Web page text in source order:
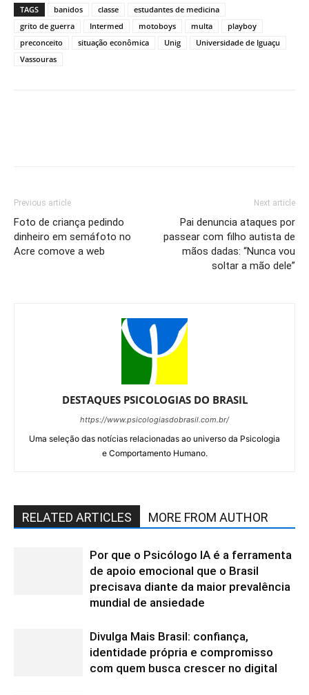
TAGS banidos classe
estudantes de medicina
grito de guerra
Intermed motoboys multa
playboy
preconceito
situação econômica Unig
Universidade de Iguaçu
Vassouras
Previous article
Foto de criança pedindo
dinheiro em semáfoto no
Acre comove a web
Next article
Pai denuncia ataques por
passear com filho autista de
mãos dadas: “Nunca vou
soltar a mão dele”
DESTAQUES PSICOLOGIAS DO BRASIL
https://www.psicologiasdobrasil.com.br/
Uma seleção das notícias relacionadas ao universo da Psicologia
e Comportamento Humano.
RELATED ARTICLES MORE FROM AUTHOR
Por que o Psicólogo IA é a ferramenta
de apoio emocional que o Brasil
precisava diante da maior prevalência
mundial de ansiedade
Divulga Mais Brasil: confiança,
identidade própria e compromisso
com quem busca crescer no digital